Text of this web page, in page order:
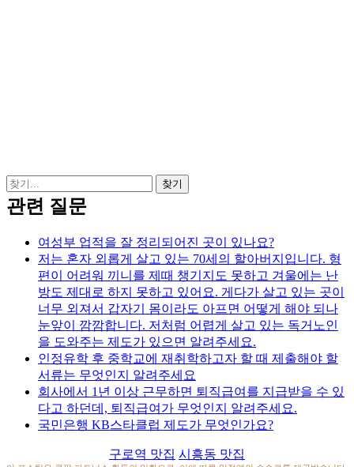
관련 질문
여성부 업적을 잘 정리되어진 곳이 있나요?
저는 혼자 외롭게 살고 있는 70세의 할아버지입니다. 형
편이 어려워 끼니를 제때 챙기지도 못하고 겨울에는 난
방도 제대로 하지 못하고 있어요. 게다가 살고 있는 곳이
너무 외져서 갑자기 몸이라도 아프면 어떻게 해야 되나
눈앞이 깜깜합니다. 저처럼 어렵게 살고 있는 독거노인
을 도와주는 제도가 있으면 알려주세요.
인정유학 후 중학교에 재취학하고자 할 때 제출해야 할
서류는 무엇인지 알려주세요
회사에서 1년 이상 근무하면 퇴직급여를 지급받을 수 있
다고 하던데, 퇴직급여가 무엇인지 알려주세요.
국민은행 KB스타클럽 제도가 무엇인가요?
구로역 맛집 시흥동 맛집